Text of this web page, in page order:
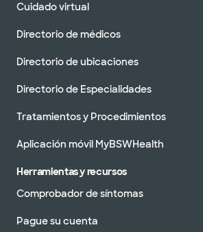
Cuidado virtual
Directorio de médicos
Directorio de ubicaciones
Directorio de Especialidades
Tratamientos y Procedimientos
Aplicación móvil MyBSWHealth
Herramientas y recursos
Comprobador de síntomas
Pague su cuenta